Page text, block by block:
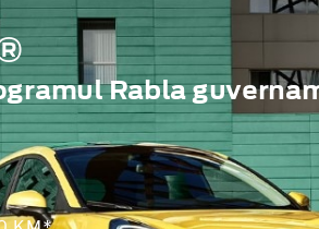
Rabla